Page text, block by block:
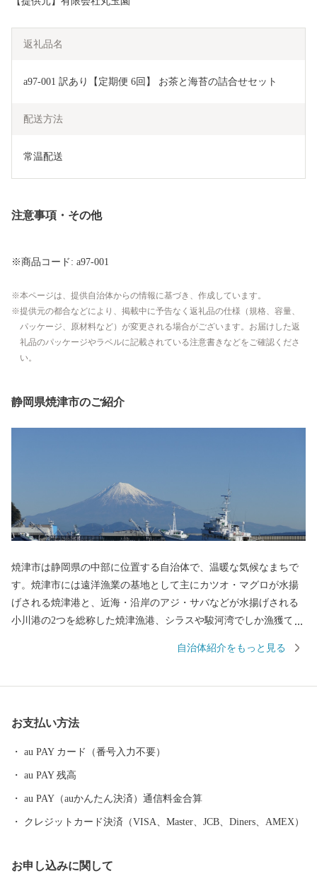
返礼品名
a97-001 訳あり【定期便 6回】 お茶と海苔の詰合せセット
配送方法
常温配送
注意事項・その他
※商品コード: a97-001
本ページは、提供自治体からの情報に基づき、作成しています。
提供元の都合などにより、掲載中に予告なく返礼品の仕様（規格、容量、
パッケージ、原材料など）が変更される場合がございます。お届けした返
礼品のパッケージやラベルに記載されている注意書きなどをご確認くださ
い。
静岡県焼津市のご紹介
焼津市は静岡県の中部に位置する自治体で、温暖な気候なまちで
す。焼津市には遠洋漁業の基地として主にカツオ・マグロが水揚
げされる焼津港と、近海・沿岸のアジ・サバなどが水揚げされる
小川港の2つを総称した焼津漁港、シラスや駿河湾でしか漁獲でき
焼津では水産加工業も全国屈指の生産地となっており、カツオ節
をお楽しみください。
自治体紹介をもっと見る
お支払い方法
au PAY カード（番号入力不要）
au PAY 残高
au PAY（auかんたん決済）通信料金合算
クレジットカード決済（VISA、Master、JCB、Diners、AMEX）
お申し込みに関して